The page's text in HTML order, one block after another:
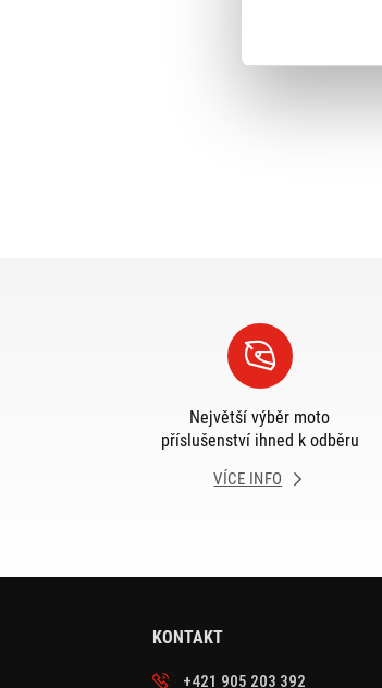
Největší výběr moto
příslušenství ihned k odběru
VÍCE INFO
KONTAKT
+421 905 203 392